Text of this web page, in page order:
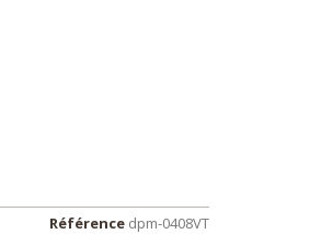
Référence dpm-0408VT